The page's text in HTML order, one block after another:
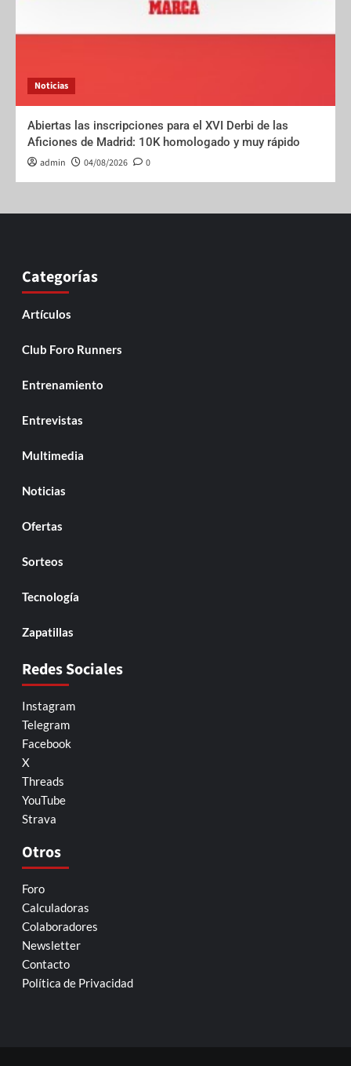
Noticias
Abiertas las inscripciones para el XVI Derbi de las
Aficiones de Madrid: 10K homologado y muy rápido
admin 04/08/2026 0
Categorías
Artículos
Club Foro Runners
Entrenamiento
Entrevistas
Multimedia
Noticias
Ofertas
Sorteos
Tecnología
Zapatillas
Redes Sociales
Instagram
Telegram
Facebook
X
Threads
YouTube
Strava
Otros
Foro
Calculadoras
Colaboradores
Newsletter
Contacto
Política de Privacidad